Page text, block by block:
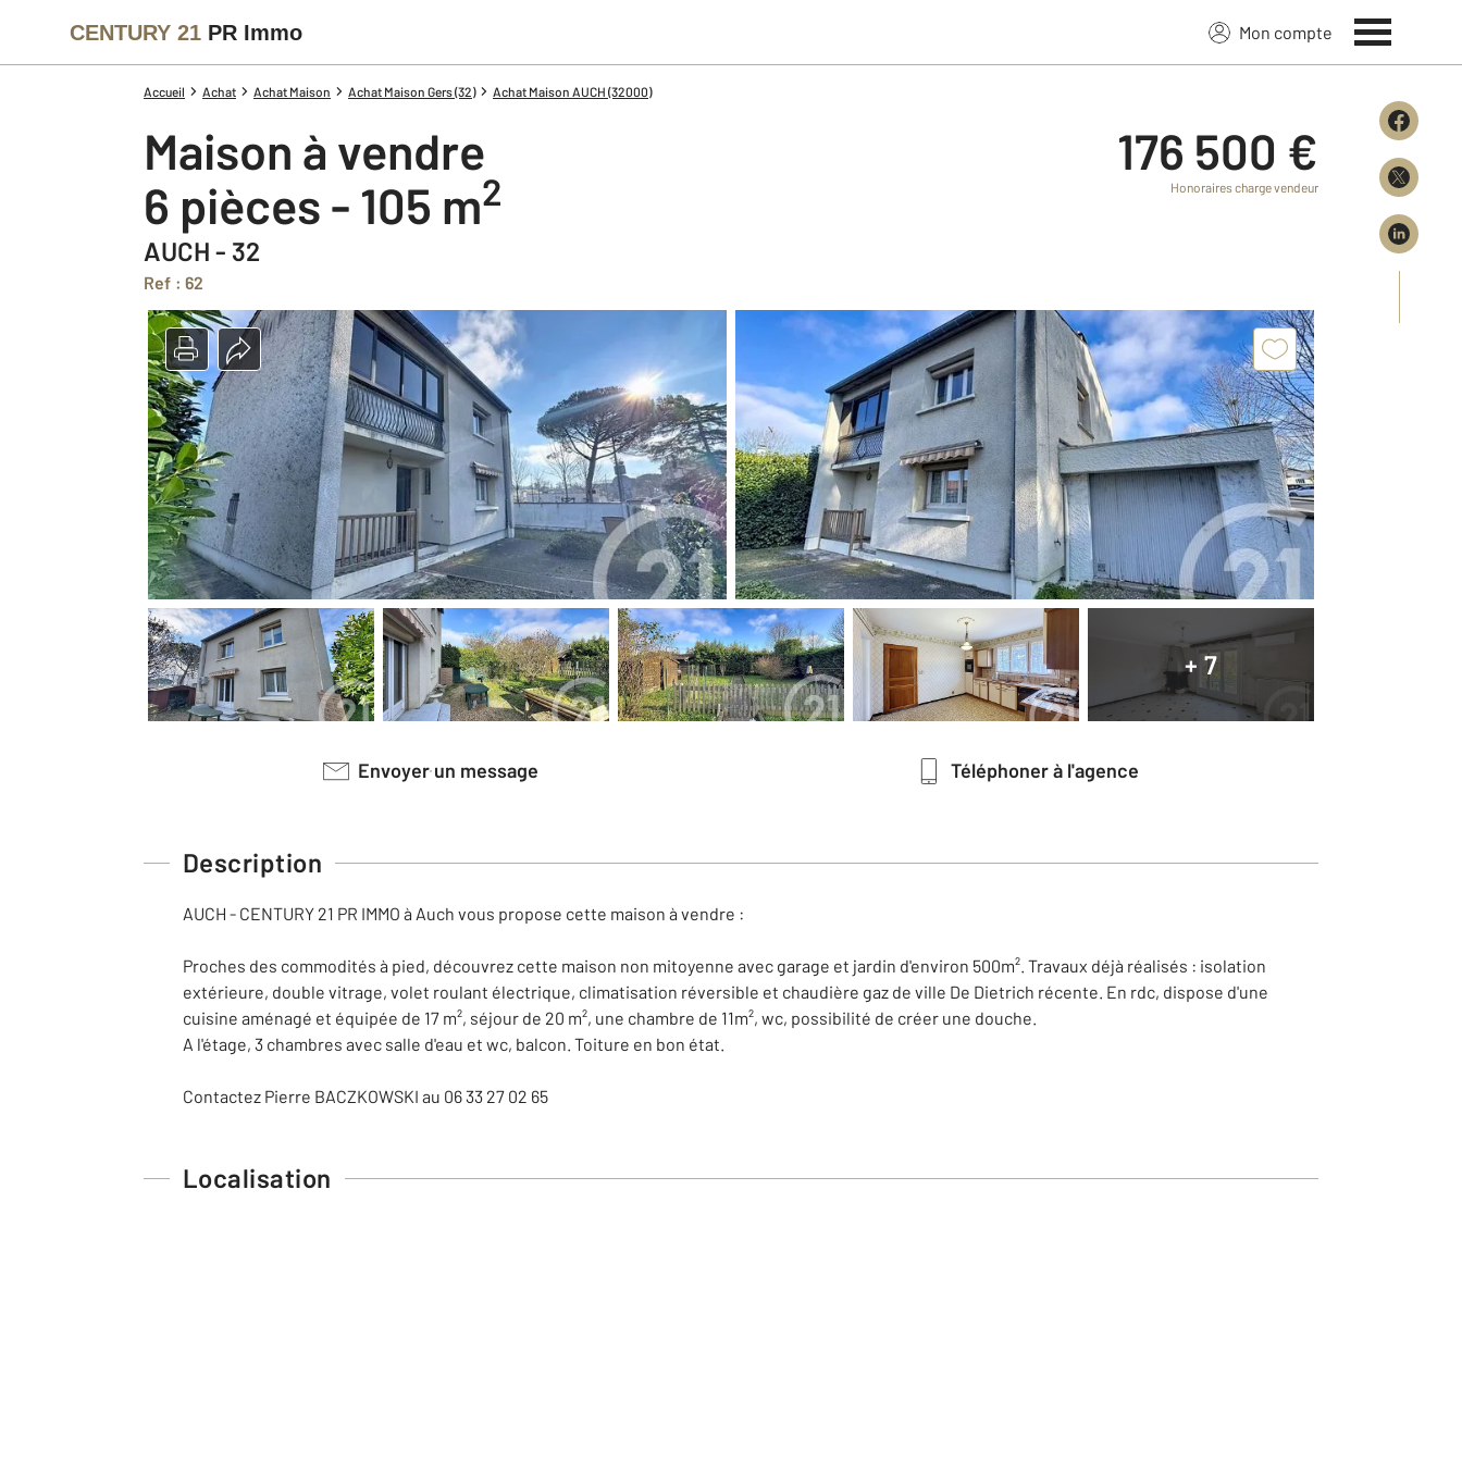
CENTURY 21 PR Immo Mon compte
Accueil Achat Achat Maison Achat Maison Gers (32) Achat Maison AUCH (32000)
Maison à vendre
6 pièces - 105 m2
AUCH - 32
Ref : 62
176 500 €
Honoraires charge vendeur
+ 7
Envoyer un message Téléphoner à l'agence
Description
AUCH - CENTURY 21 PR IMMO à Auch vous propose cette maison à vendre :
Proches des commodités à pied, découvrez cette maison non mitoyenne avec garage et jardin d'environ 500m². Travaux déjà réalisés : isolation
extérieure, double vitrage, volet roulant électrique, climatisation réversible et chaudière gaz de ville De Dietrich récente. En rdc, dispose d'une
cuisine aménagé et équipée de 17 m², séjour de 20 m², une chambre de 11m², wc, possibilité de créer une douche.
A l'étage, 3 chambres avec salle d'eau et wc, balcon. Toiture en bon état.
Contactez Pierre BACZKOWSKI au 06 33 27 02 65
Localisation